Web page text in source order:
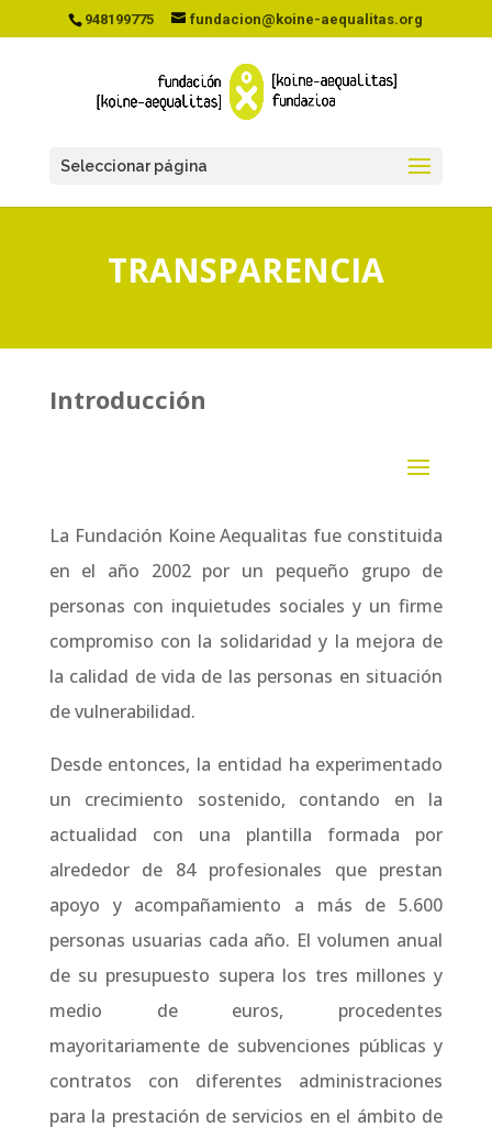
948199775 fundacion@koine-aequalitas.org
Seleccionar página
TRANSPARENCIA
Introducción
La Fundación Koine Aequalitas fue constituida
en el año 2002 por un pequeño grupo de
personas con inquietudes sociales y un firme
compromiso con la solidaridad y la mejora de
la calidad de vida de las personas en situación
de vulnerabilidad.
Desde entonces, la entidad ha experimentado
un crecimiento sostenido, contando en la
actualidad con una plantilla formada por
alrededor de 84 profesionales que prestan
apoyo y acompañamiento a más de 5.600
personas usuarias cada año. El volumen anual
de su presupuesto supera los tres millones y
medio de euros, procedentes
mayoritariamente de subvenciones públicas y
contratos con diferentes administraciones
para la prestación de servicios en el ámbito de